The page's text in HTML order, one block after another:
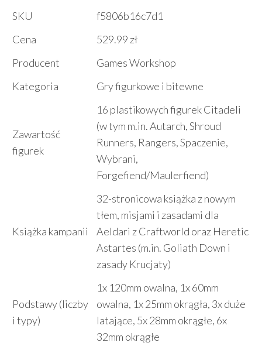
SKU
f5806b16c7d1
Cena
529.99 zł
Producent
Games Workshop
Kategoria
Gry figurkowe i bitewne
Zawartość
figurek
16 plastikowych figurek Citadeli
(w tym m.in. Autarch, Shroud
Runners, Rangers, Spaczenie,
Wybrani,
Forgefiend/Maulerfiend)
Książka kampanii
32-stronicowa książka z nowym
tłem, misjami i zasadami dla
Aeldari z Craftworld oraz Heretic
Astartes (m.in. Goliath Down i
zasady Krucjaty)
Podstawy (liczby
i typy)
1x 120mm owalna, 1x 60mm
owalna, 1x 25mm okrągła, 3x duże
latające, 5x 28mm okrągłe, 6x
32mm okrągłe